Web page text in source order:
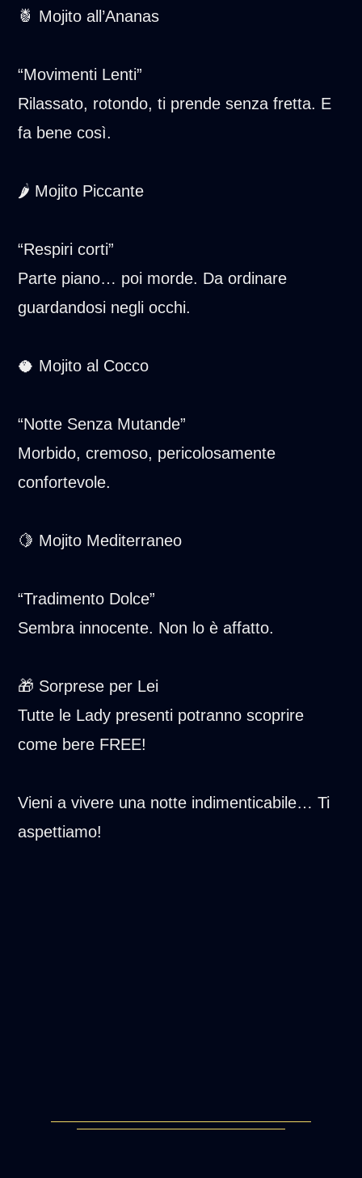
🍍 Mojito all’Ananas
“Movimenti Lenti”
Rilassato, rotondo, ti prende senza fretta. E
fa bene così.
🌶️ Mojito Piccante
“Respiri corti”
Parte piano… poi morde. Da ordinare
guardandosi negli occhi.
🥥 Mojito al Cocco
“Notte Senza Mutande”
Morbido, cremoso, pericolosamente
confortevole.
🍋 Mojito Mediterraneo
“Tradimento Dolce”
Sembra innocente. Non lo è affatto.
🎁 Sorprese per Lei
Tutte le Lady presenti potranno scoprire
come bere FREE!
Vieni a vivere una notte indimenticabile… Ti
aspettiamo!